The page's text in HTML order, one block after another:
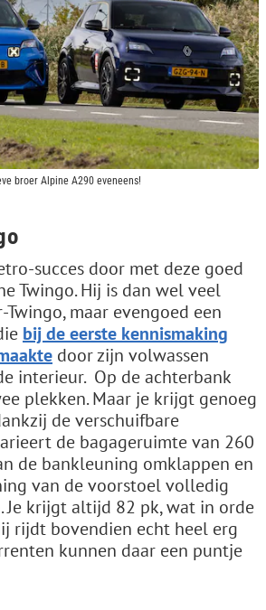
broer Alpine A290 eveneens!
succes door met deze goed
Twingo. Hij is dan wel veel
maar evengoed een
bij de eerste kennismaking
door zijn volwassen
interieur. Op de achterbank
plekken. Maar je krijgt genoeg
de verschuifbare
de bagageruimte van 260
de bankleuning omklappen en
van de voorstoel volledig
Je krijgt altijd 82 pk, wat in orde
rijdt bovendien echt heel erg
kunnen daar een puntje